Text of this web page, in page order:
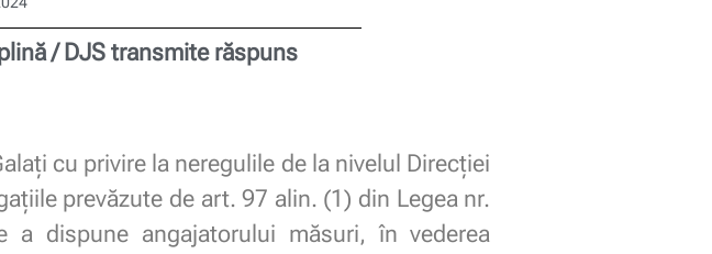
/ DJS transmite răspuns
cu privire la neregulile de la nivelul Direcției
prevăzute de art. 97 alin. (1) din Legea nr.
a dispune angajatorului măsuri, în vederea